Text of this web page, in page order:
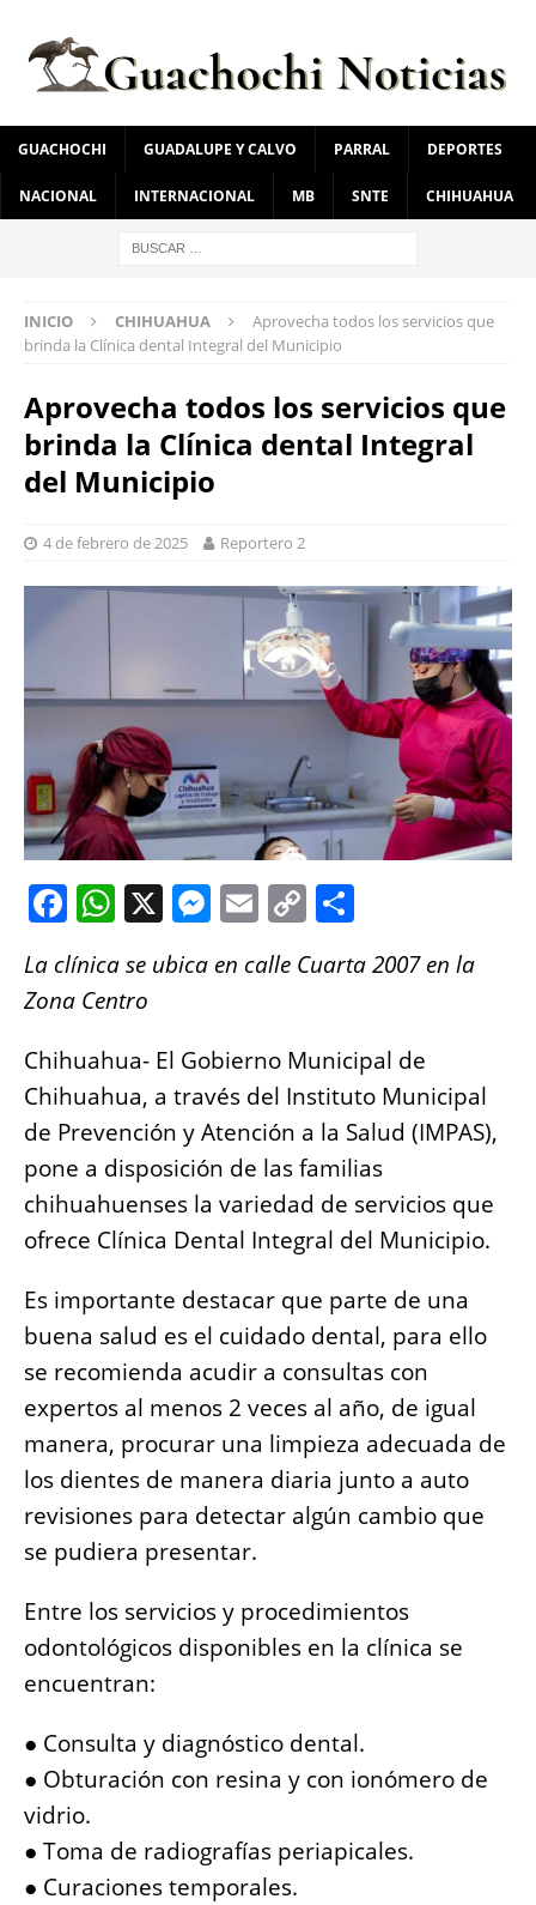
GUACHOCHI GUADALUPE Y CALVO PARRAL DEPORTES
NACIONAL INTERNACIONAL MB SNTE CHIHUAHUA
INICIO CHIHUAHUA
Aprovecha todos los servicios que
brinda la Clínica dental Integral del Municipio
Aprovecha todos los servicios que
brinda la Clínica dental Integral
del Municipio
4 de febrero de 2025 Reportero 2
F
a
c
e
b
o
o
k
W
at
s
A
p
p
X M
ss
n
g
er
E
m
ai
C
p
Li
n
k
a
La clínica se ubica en calle Cuarta 2007 en la
Zona Centro
Chihuahua- El Gobierno Municipal de
Chihuahua, a través del Instituto Municipal
de Prevención y Atención a la Salud (IMPAS),
pone a disposición de las familias
chihuahuenses la variedad de servicios que
ofrece Clínica Dental Integral del Municipio.
Es importante destacar que parte de una
buena salud es el cuidado dental, para ello
se recomienda acudir a consultas con
expertos al menos 2 veces al año, de igual
manera, procurar una limpieza adecuada de
los dientes de manera diaria junto a auto
revisiones para detectar algún cambio que
se pudiera presentar.
Entre los servicios y procedimientos
odontológicos disponibles en la clínica se
encuentran:
● Consulta y diagnóstico dental.
● Obturación con resina y con ionómero de
vidrio.
● Toma de radiografías periapicales.
● Curaciones temporales.